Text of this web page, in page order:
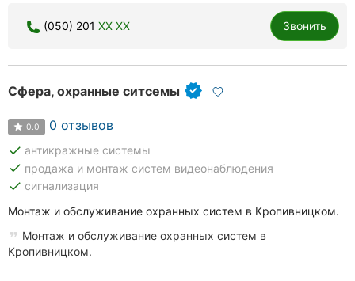
(050) 201 XX XX Звонить
Сфера, охранные ситсемы
0.0 0 отзывов
done антикражные системы
done продажа и монтаж систем видеонаблюдения
done сигнализация
Монтаж и обслуживание охранных систем в Кропивницком.
Монтаж и обслуживание охранных систем в
Кропивницком.